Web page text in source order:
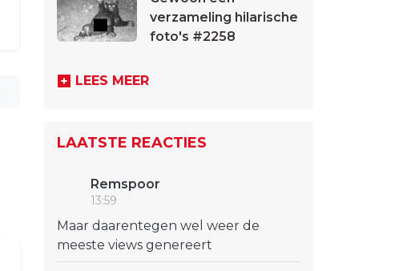
verzameling hilarische
foto's #2258
LEES MEER
LAATSTE REACTIES
Remspoor
13:59
Maar daarentegen wel weer de
meeste views genereert